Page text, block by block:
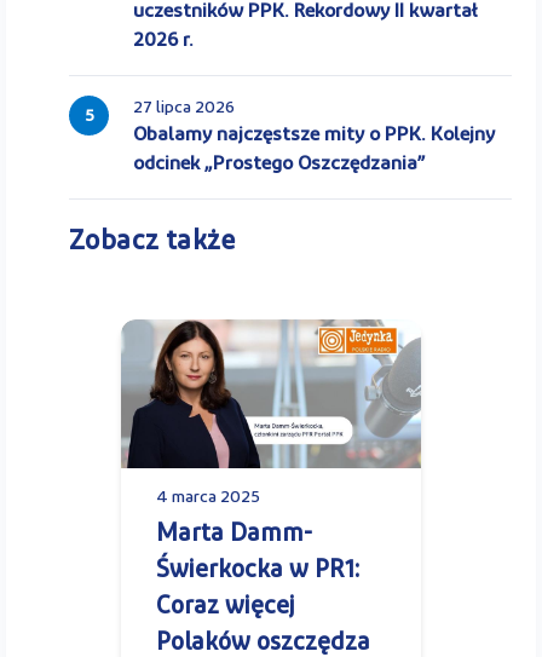
uczestników PPK. Rekordowy II kwartał
2026 r.
5 27 lipca 2026
Obalamy najczęstsze mity o PPK. Kolejny
odcinek „Prostego Oszczędzania”
Zobacz także
4 marca 2025
Marta Damm-
Świerkocka w PR1:
Coraz więcej
Polaków oszczędza